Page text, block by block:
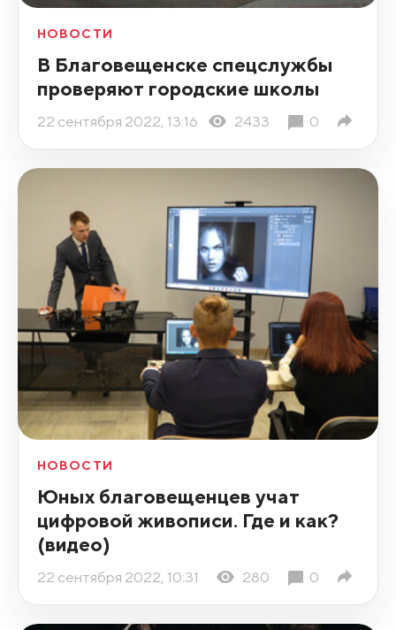
НОВОСТИ
В Благовещенске спецслужбы
проверяют городские школы
22 сентября 2022, 13:16 2433 0
НОВОСТИ
Юных благовещенцев учат
цифровой живописи. Где и как?
(видео)
22 сентября 2022, 10:31 280 0